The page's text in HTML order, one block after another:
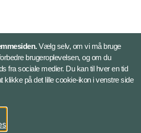
Vælg selv, om vi må bruge
brugeroplevelsen, og om du
fra sociale medier. Du kan til hver en tid
på det lille cookie-ikon i venstre side